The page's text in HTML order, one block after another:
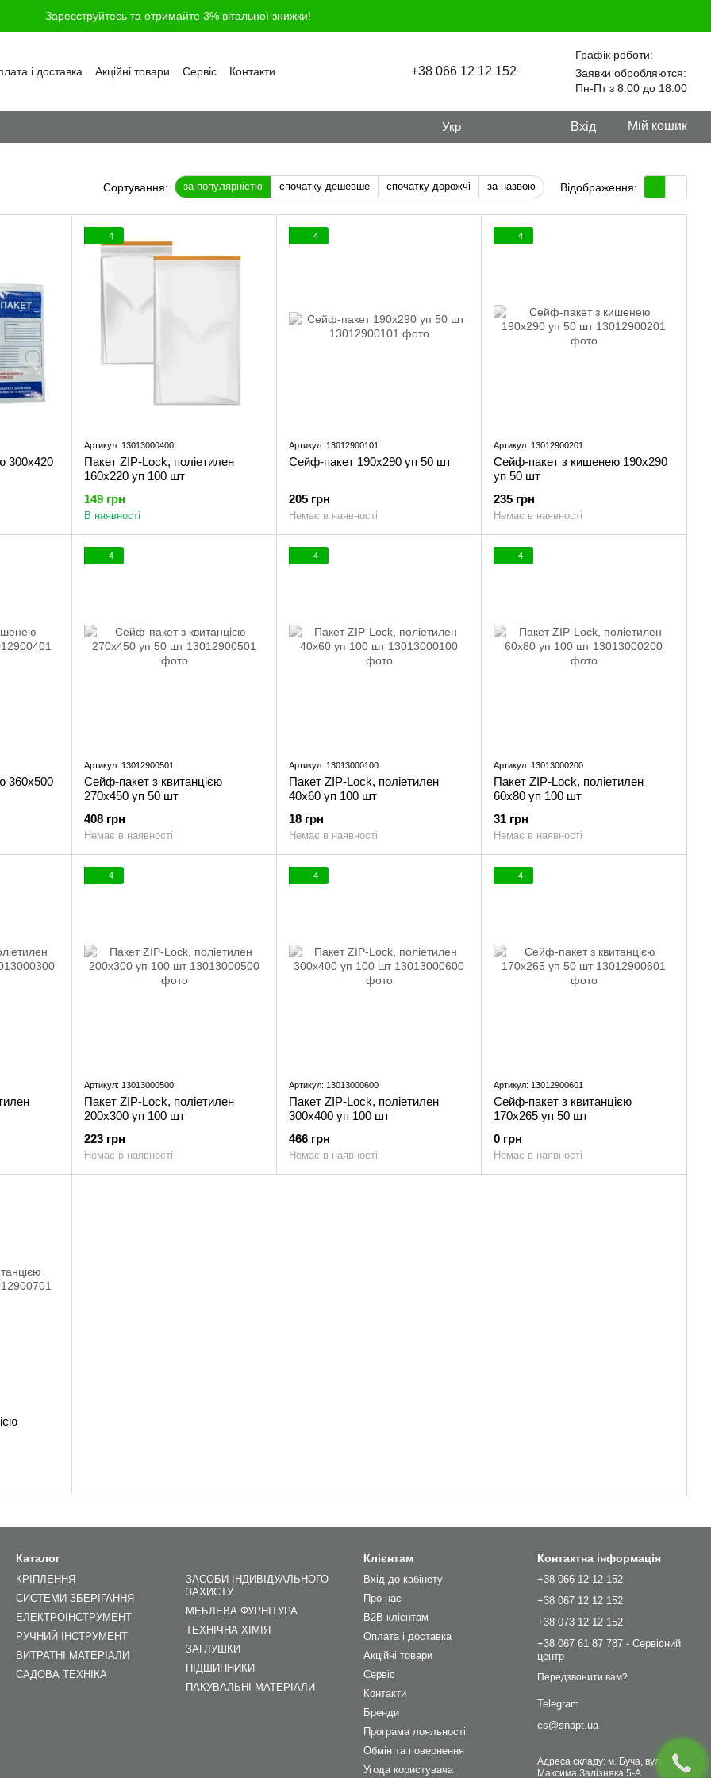
Зареєструйтесь та отримайте 3% вітальної знижки!
і доставка Акційні товари Сервіс
Контакти
+38 066 12 12 152
Графік роботи:
Заявки обробляются:
Пн-Пт з 8.00 до 18.00
Укр Вхід Мій кошик
Сортування: за популярністю спочатку дешевше спочатку дорожчі за назвою Відображення:
300x420
4
Артикул: 13013000400
Пакет ZIP-Lock, поліетилен
160x220 уп 100 шт
149 грн
В наявності
4
Артикул: 13012900101
Сейф-пакет 190x290 уп 50 шт
205 грн
Немає в наявності
4
Артикул: 13012900201
Сейф-пакет з кишенею 190x290
уп 50 шт
235 грн
Немає в наявності
360x500
4
Артикул: 13012900501
Сейф-пакет з квитанцією
270x450 уп 50 шт
408 грн
Немає в наявності
4
Артикул: 13013000100
Пакет ZIP-Lock, поліетилен
40x60 уп 100 шт
18 грн
Немає в наявності
4
Артикул: 13013000200
Пакет ZIP-Lock, поліетилен
60x80 уп 100 шт
31 грн
Немає в наявності
4
Артикул: 13013000500
Пакет ZIP-Lock, поліетилен
200x300 уп 100 шт
223 грн
Немає в наявності
4
Артикул: 13013000600
Пакет ZIP-Lock, поліетилен
300x400 уп 100 шт
466 грн
Немає в наявності
4
Артикул: 13012900601
Сейф-пакет з квитанцією
170x265 уп 50 шт
0 грн
Немає в наявності
Каталог
КРІПЛЕННЯ
СИСТЕМИ ЗБЕРІГАННЯ
ЕЛЕКТРОІНСТРУМЕНТ
РУЧНИЙ ІНСТРУМЕНТ
ВИТРАТНІ МАТЕРІАЛИ
САДОВА ТЕХНІКА
ЗАСОБИ ІНДИВІДУАЛЬНОГО
ЗАХИСТУ
МЕБЛЕВА ФУРНІТУРА
ТЕХНІЧНА ХІМІЯ
ЗАГЛУШКИ
ПІДШИПНИКИ
ПАКУВАЛЬНІ МАТЕРІАЛИ
Клієнтам
Вхід до кабінету
Про нас
B2B-клієнтам
Оплата і доставка
Акційні товари
Сервіс
Контакти
Бренди
Програма лояльності
Обмін та повернення
Угода користувача
Контактна інформація
+38 066 12 12 152
+38 067 12 12 152
+38 073 12 12 152
+38 067 61 87 787 - Сервісний
центр
Передзвонити вам?
Telegram
cs@snapt.ua
Адреса складу: м. Буча, вул.
Максима Залізняка 5-А